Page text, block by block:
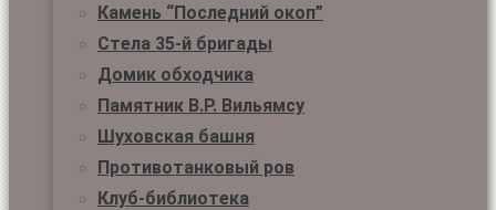
Камень “Последний окоп”
Стела 35-й бригады
Домик обходчика
Памятник В.Р. Вильямсу
Шуховская башня
Противотанковый ров
Клуб-библиотека